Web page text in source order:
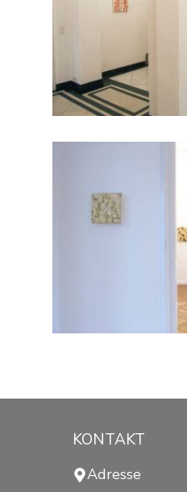
KONTAKT
Adresse